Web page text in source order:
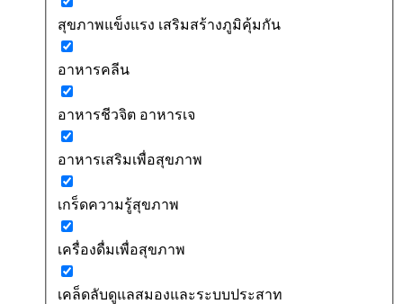
สุขภาพแข็งแรง เสริมสร้างภูมิคุ้มกัน
อาหารคลีน
อาหารชีวจิต อาหารเจ
อาหารเสริมเพื่อสุขภาพ
เกร็ดความรู้สุขภาพ
เครื่องดื่มเพื่อสุขภาพ
เคล็ดลับดูแลสมองและระบบประสาท